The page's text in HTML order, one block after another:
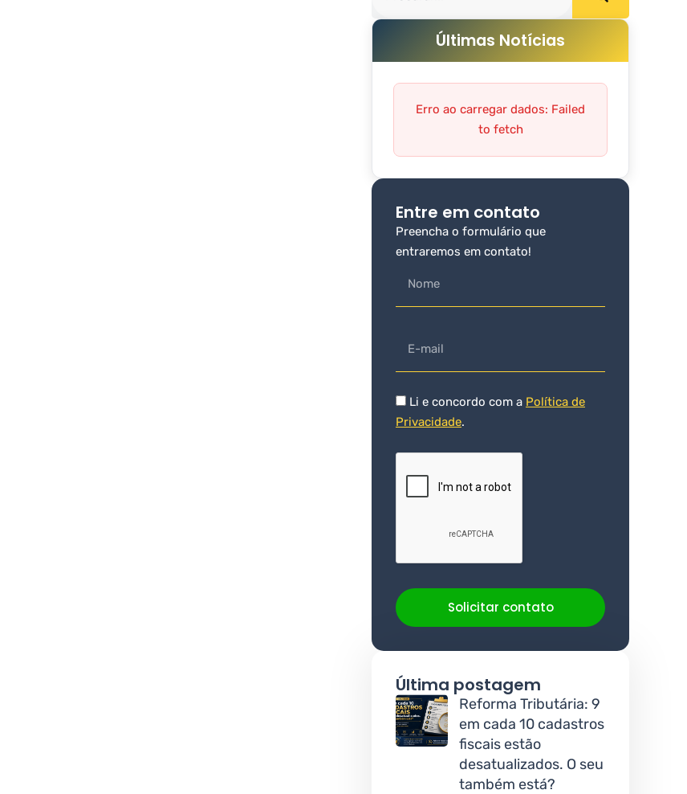
Últimas Notícias
Erro ao carregar dados: Failed
to fetch
Entre em contato
Preencha o formulário que
entraremos em contato!
Li e concordo com a Política de
Privacidade.
Solicitar contato
Última postagem
Reforma Tributária: 9
em cada 10 cadastros
fiscais estão
desatualizados. O seu
também está?